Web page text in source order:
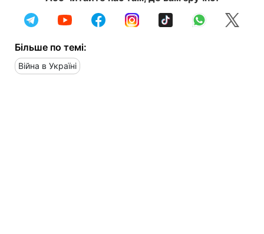
Більше по темі:
Війна в Україні